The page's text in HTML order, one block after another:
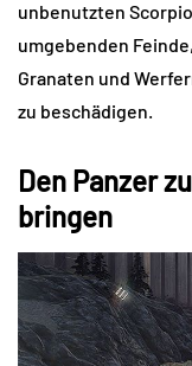
unbenutzten
umgebenden
Granaten und
zu beschädigen.
Den Panzer
bringen